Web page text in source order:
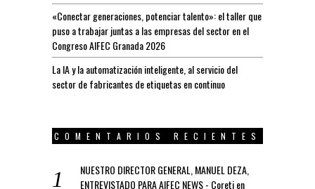
«Conectar generaciones, potenciar talento»: el taller que
puso a trabajar juntas a las empresas del sector en el
Congreso AIFEC Granada 2026
La IA y la automatización inteligente, al servicio del
sector de fabricantes de etiquetas en continuo
COMENTARIOS RECIENTES
NUESTRO DIRECTOR GENERAL, MANUEL DEZA,
ENTREVISTADO PARA AIFEC NEWS - Coretien